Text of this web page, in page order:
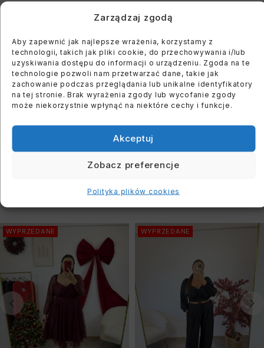
Zarządzaj zgodą
Aby zapewnić jak najlepsze wrażenia, korzystamy z
technologii, takich jak pliki cookie, do przechowywania i/lub
uzyskiwania dostępu do informacji o urządzeniu. Zgoda na te
technologie pozwoli nam przetwarzać dane, takie jak
zachowanie podczas przeglądania lub unikalne identyfikatory
na tej stronie. Brak wyrażenia zgody lub wycofanie zgody
może niekorzystnie wpłynąć na niektóre cechy i funkcje.
Akceptuj
Zobacz preferencje
Polityka plików cookies
SKŁAD: 100% WISKOZA
MODELKA MA 164 CM WZROSTU, OBWÓD BIUSTU 122
CM I BIODER: 118 CM
You must register to use the waitlist feature. Please
PODOBNE PRODUKTY
WYPRZEDANE WYPRZEDANE